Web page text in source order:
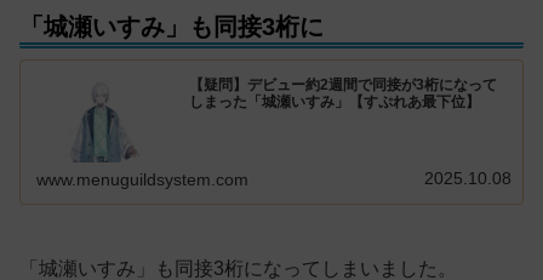
「城瀬いすみ」も同接3桁に
【疑問】デビュー約2週間で同接が3桁になって
しまった「城瀬いすみ」【すぷれあ最下位】
www.menuguildsystem.com 2025.10.08
「城瀬いすみ」も同接3桁になってしまいました。